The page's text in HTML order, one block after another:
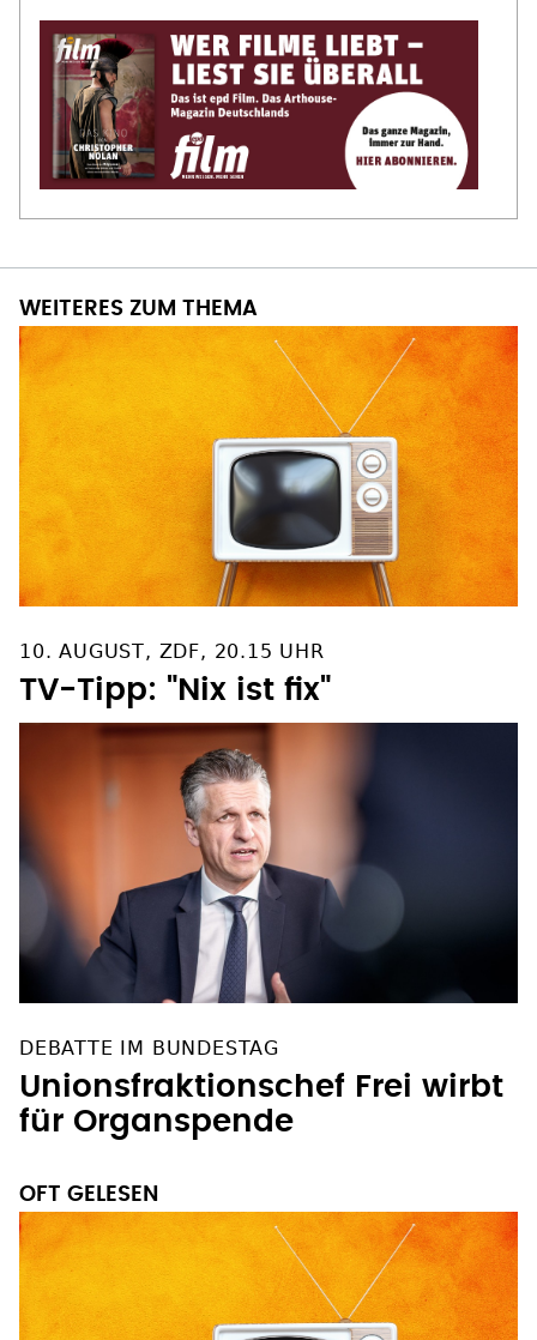
WEITERES ZUM THEMA
10. AUGUST, ZDF, 20.15 UHR
TV-Tipp: "Nix ist fix"
DEBATTE IM BUNDESTAG
Unionsfraktionschef Frei wirbt
für Organspende
OFT GELESEN